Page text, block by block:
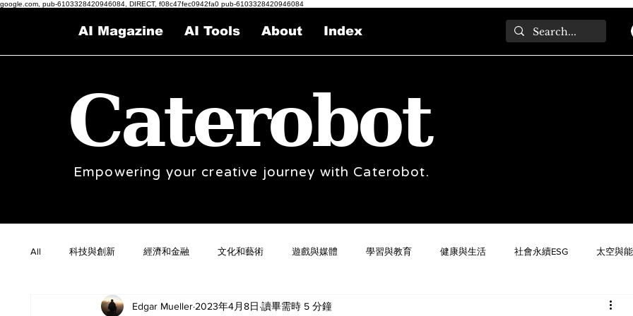
google.com, pub-6103328420946084, DIRECT, f08c47fec0942fa0 pub-6103328420946084
AI Magazine AI Tools About Index
Caterobot
Empowering your creative journey with Caterobot.
All 科技與創新 經濟和金融 文化和藝術 遊戲與媒體 學習與教育 健康與生活 社會永續ESG 太空與
Edgar Mueller 2023年4月8日 讀畢需時 5 分鐘